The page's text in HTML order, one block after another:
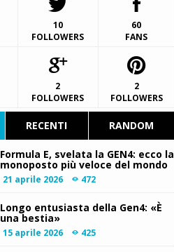
10
FOLLOWERS
60
FANS
2
FOLLOWERS
2
FOLLOWERS
RECENTI RANDOM
Formula E, svelata la GEN4: ecco la
monoposto più veloce del mondo
21 aprile 2026 472
Longo entusiasta della Gen4: «È
una bestia»
15 aprile 2026 425